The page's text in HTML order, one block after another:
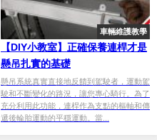
車輛維護教學
【DIY小教室】正確保養連桿才是
懸吊扎實的基礎
懸吊系統真實直接地反饋到駕駛者，運動駕
駛和不斷變化的路況，讓您專心騎行。為了
充分利用此功能，連桿作為支點的樞軸和傳
遞後輪胎運動的平穩運動。當...